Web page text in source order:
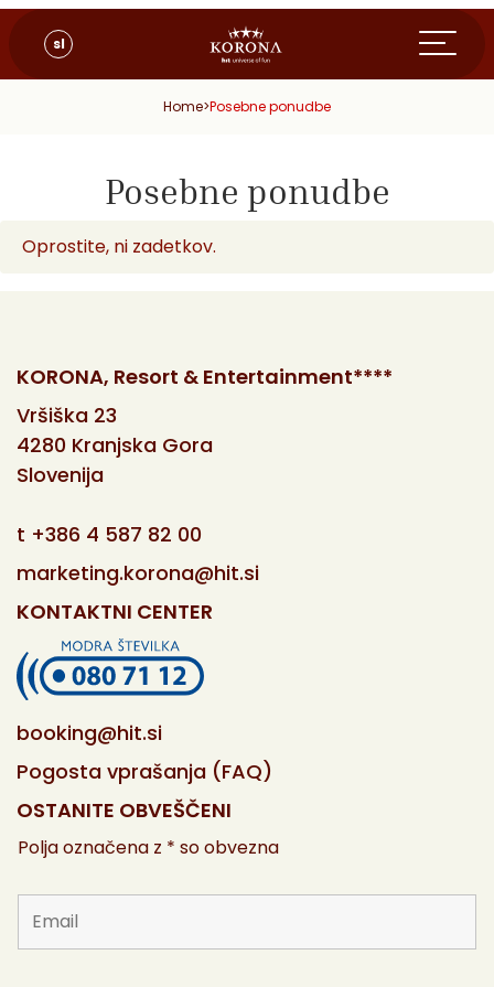
sl
Home>Posebne ponudbe
Posebne ponudbe
Oprostite, ni zadetkov.
KORONA, Resort & Entertainment****
Vršiška 23
4280 Kranjska Gora
Slovenija
t +386 4 587 82 00
marketing.korona@hit.si
KONTAKTNI CENTER
booking@hit.si
Pogosta vprašanja (FAQ)
OSTANITE OBVEŠČENI
Polja označena z * so obvezna